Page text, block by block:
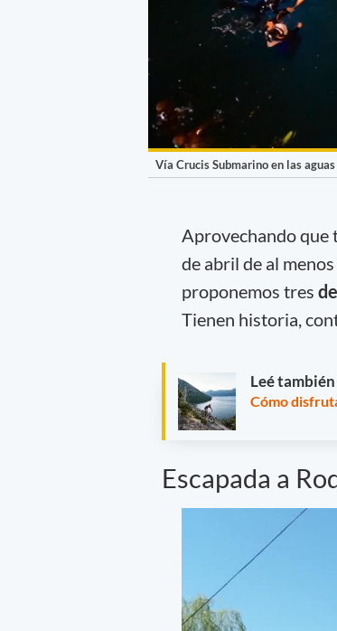
Vía Crucis Submarino en las
Aprovechando que
de abril de al menos
proponemos tres
Tienen historia,
Leé también
Cómo
Escapada a